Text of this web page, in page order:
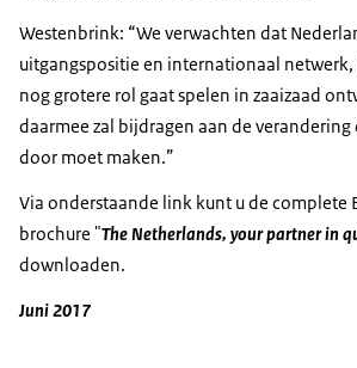
Westenbrink: “We verwachten dat
uitgangspositie en internationaal
nog grotere rol gaat spelen in zaaizaad
daarmee zal bijdragen aan de
door moet maken.”
Via onderstaande link kunt u de complete
brochure "The Netherlands, your partner in
downloaden.
Juni 2017